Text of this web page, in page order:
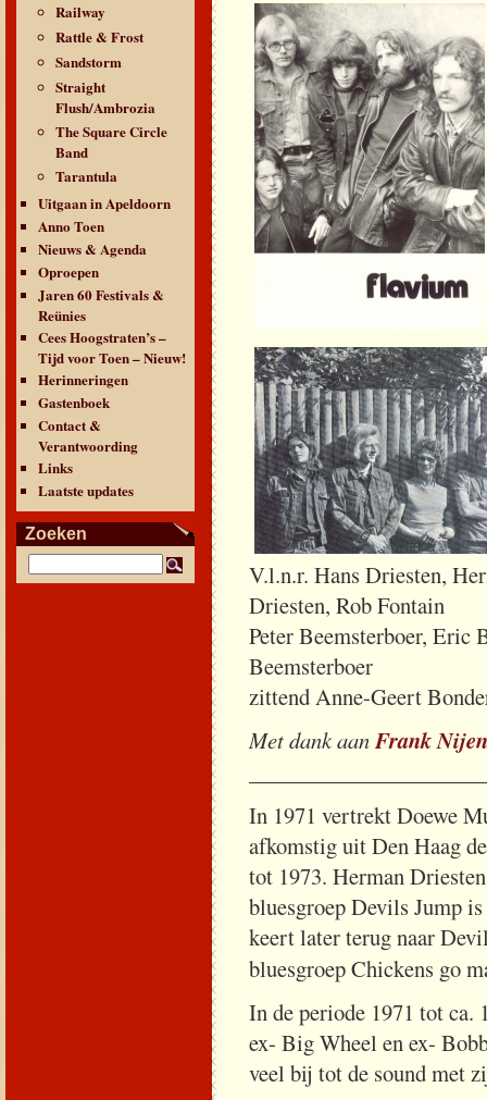
Railway
Rattle & Frost
Sandstorm
Straight
Flush/Ambrozia
The Square Circle
Band
Tarantula
Uitgaan in Apeldoorn
Anno Toen
Nieuws & Agenda
Oproepen
Jaren 60 Festivals &
Reünies
Cees Hoogstraten’s –
Tijd voor Toen – Nieuw!
Herinneringen
Gastenboek
Contact &
Verantwoording
Links
Laatste updates
Zoeken
V.l.n.r. Hans Driesten,
Driesten, Rob Fontain
Peter Beemsterboer,
Beemsterboer
zittend Anne-Geert
Met dank aanFrank
In 1971 vertrekt Doewe
afkomstig uit Den Haag
tot 1973. Herman
bluesgroep Devils Jump
keert later terug naar
bluesgroep Chickens go
In de periode 1971 tot ca.
ex- Big Wheel en ex-
veel bij tot de sound met